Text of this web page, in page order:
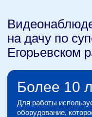
на дачу по
Егорьевском
Более 10
Для работы
оборудование,